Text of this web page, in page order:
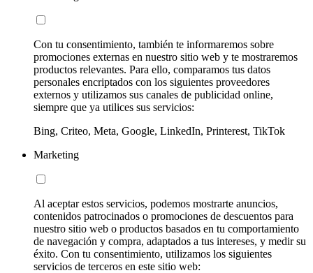
Con tu consentimiento, también te informaremos sobre
promociones externas en nuestro sitio web y te mostraremos
productos relevantes. Para ello, comparamos tus datos
personales encriptados con los siguientes proveedores
externos y utilizamos sus canales de publicidad online,
siempre que ya utilices sus servicios:
Bing, Criteo, Meta, Google, LinkedIn, Printerest, TikTok
Marketing
Al aceptar estos servicios, podemos mostrarte anuncios,
contenidos patrocinados o promociones de descuentos para
nuestro sitio web o productos basados en tu comportamiento
de navegación y compra, adaptados a tus intereses, y medir su
éxito. Con tu consentimiento, utilizamos los siguientes
servicios de terceros en este sitio web: